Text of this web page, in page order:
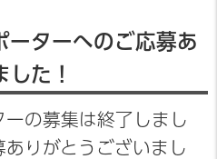
ーターへのご応募あ
した！
ーの募集は終了しまし
りがとうございまし